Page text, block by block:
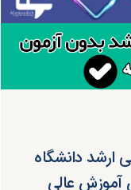
ارشد دانشگاه
آموزش عالی